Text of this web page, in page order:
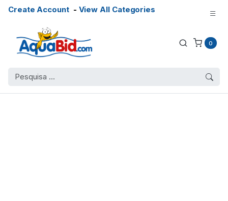
Create Account- View All Categories
0